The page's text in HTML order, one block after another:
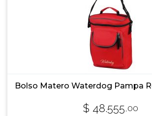
Bolso Matero Waterdog Pampa
$ 48.555,00